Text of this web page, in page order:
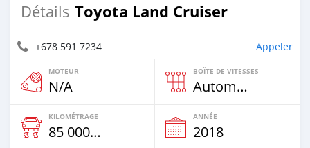
Détails Toyota Land Cruiser
+678 591 7234 Appeler
MOTEUR
N/A
BOÎTE DE VITESSES
Automatique
KILOMÉTRAGE
85 000 Km
ANNÉE
2018